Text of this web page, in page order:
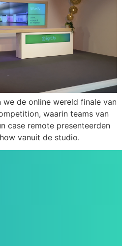
de online wereld finale van
waarin teams van
case remote presenteerden
vanuit de studio.